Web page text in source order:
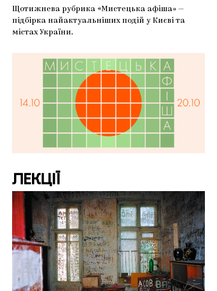
ЗАПАЛЕННЯ
CARPATHIAN CULT ПРО РІЗДВЯНІ СВЯТА
Щотижнева рубрика «Мистецька афіша» —
підбірка найактуальніших подій у Києві та
містах України.
ЛЕКЦІЇ